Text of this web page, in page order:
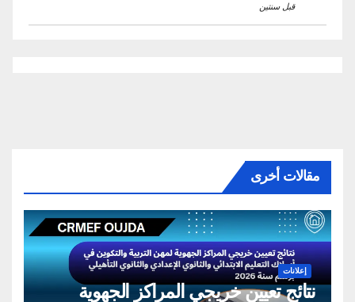
قبل سنتين
مقالات أخرى
إعلانات
نتائج تعيين خريجي المراكز الجهوية